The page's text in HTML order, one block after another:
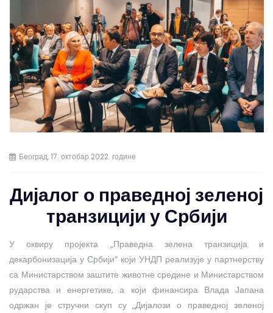
Београд, 17. октобар 2022. године
Дијалог о праведној зеленој
транзицији у Србији
У оквиру пројекта „Праведна зелена транзиција и
декарбонизација у Србији“ који УНДП реализује у партнерству
са Министарством заштите животне средине и Министарством
рударства и енергетике, а који финансира Влада Јапана
одржан је стручни скуп су „Дијалози о праведној зеленој